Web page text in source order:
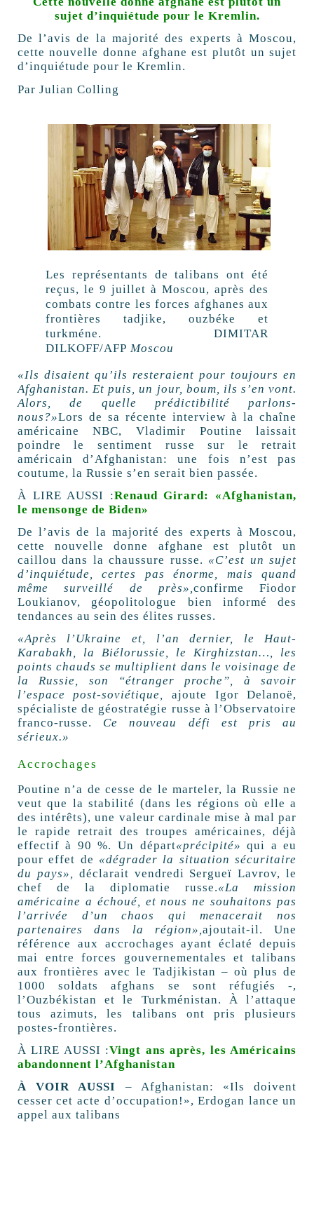
sujet d’inquiétude pour le Kremlin.
De l’avis de la majorité des experts à Moscou,
cette nouvelle donne afghane est plutôt un sujet
d’inquiétude pour le Kremlin.
Par Julian Colling
Les représentants de talibans ont été
reçus, le 9 juillet à Moscou, après des
combats contre les forces afghanes aux
frontières tadjike, ouzbéke et
turkméne. DIMITAR
DILKOFF/AFP Moscou
«Ils disaient qu’ils resteraient pour toujours en
Afghanistan. Et puis, un jour, boum, ils s’en vont.
Alors, de quelle prédictibilité parlons-
nous?»Lors de sa récente interview à la chaîne
américaine NBC, Vladimir Poutine laissait
poindre le sentiment russe sur le retrait
américain d’Afghanistan: une fois n’est pas
coutume, la Russie s’en serait bien passée.
À LIRE AUSSI :Renaud Girard: «Afghanistan,
le mensonge de Biden»
De l’avis de la majorité des experts à Moscou,
cette nouvelle donne afghane est plutôt un
caillou dans la chaussure russe. «C’est un sujet
d’inquiétude, certes pas énorme, mais quand
même surveillé de près», confirme Fiodor
Loukianov, géopolitologue bien informé des
tendances au sein des élites russes.
«Après l’Ukraine et, l’an dernier, le Haut-
Karabakh, la Biélorussie, le Kirghizstan…, les
points chauds se multiplient dans le voisinage de
la Russie, son “étranger proche”, à savoir
l’espace post-soviétique, ajoute Igor Delanoë,
spécialiste de géostratégie russe à l’Observatoire
franco-russe. Ce nouveau défi est pris au
sérieux.»
Accrochages
Poutine n’a de cesse de le marteler, la Russie ne
veut que la stabilité (dans les régions où elle a
des intérêts), une valeur cardinale mise à mal par
le rapide retrait des troupes américaines, déjà
effectif à 90 %. Un départ«précipité» qui a eu
pour effet de «dégrader la situation sécuritaire
du pays»,
déclarait vendredi Sergueï Lavrov, le
chef de la diplomatie russe.«La mission
américaine a échoué, et nous ne souhaitons pas
l’arrivée d’un chaos qui menacerait nos
partenaires dans la région», ajoutait-il. Une
référence aux accrochages ayant éclaté depuis
mai entre forces gouvernementales et talibans
aux frontières avec le Tadjikistan – où plus de
1000 soldats afghans se sont réfugiés -,
l’Ouzbékistan et le Turkménistan. À l’attaque
tous azimuts, les talibans ont pris plusieurs
postes-frontières.
À LIRE AUSSI :Vingt ans après, les Américains
abandonnent l’Afghanistan
À VOIR AUSSI – Afghanistan: «Ils doivent
cesser cet acte d’occupation!», Erdogan lance un
appel aux talibans